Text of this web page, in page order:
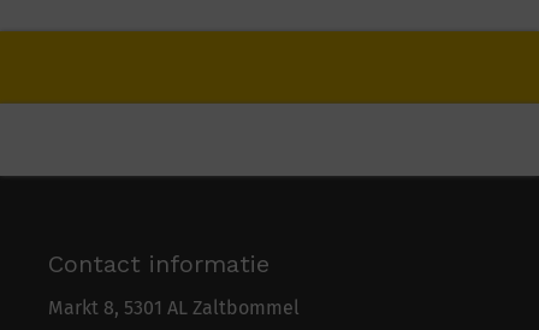
Contact informatie
Markt 8, 5301 AL Zaltbommel